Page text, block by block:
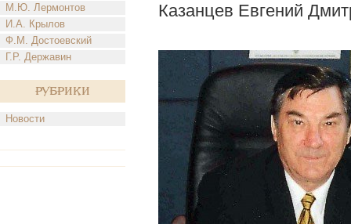
М.Ю. Лермонтов
И.А. Крылов
Ф.М. Достоевский
Г.Р. Державин
Рубрики
Новости
Казанцев Евгений